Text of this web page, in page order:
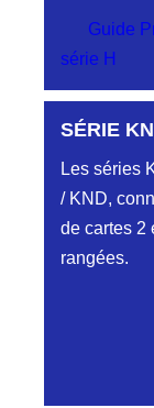
Guide
série H
Aucune
SÉRIE KN
Les séries
/ KND,
de cartes 2
rangées.